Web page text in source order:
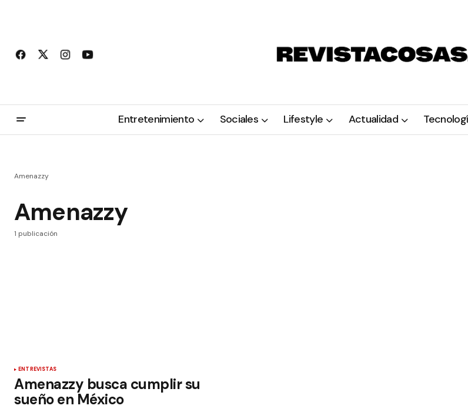
Entretenimiento Sociales Lifestyle Actualidad
Amenazzy
Amenazzy
1 publicación
ENTREVISTAS
Amenazzy busca cumplir su
sueño en México